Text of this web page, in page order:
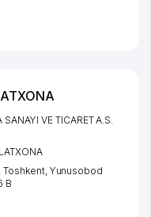
VE TICARET A.S.
,Toshkent, Yunusobod
B